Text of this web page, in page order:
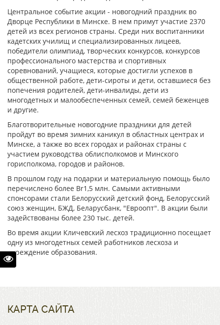
Центральное событие акции - новогодний праздник во
Дворце Республики в Минске. В нем примут участие 2370
детей из всех регионов страны. Среди них воспитанники
кадетских училищ и специализированных лицеев,
победители олимпиад, творческих конкурсов, конкурсов
профессионального мастерства и спортивных
соревнований, учащиеся, которые достигли успехов в
общественной работе, дети-сироты и дети, оставшиеся без
попечения родителей, дети-инвалиды, дети из
многодетных и малообеспеченных семей, семей беженцев
и другие.
Благотворительные новогодние праздники для детей
пройдут во время зимних каникул в областных центрах и
Минске, а также во всех городах и районах страны с
участием руководства облисполкомов и Минского
горисполкома, городов и районов.
В прошлом году на подарки и материальную помощь было
перечислено более Br1,5 млн. Самыми активными
спонсорами стали Белорусский детский фонд, Белорусский
союз женщин, БЖД, Беларусбанк, "Евроопт". В акции были
задействованы более 230 тыс. детей.
Во время акции Кличевский лесхоз традиционно посещает
одну из многодетных семей работников лесхоза и
учреждение образования.
КАРТА САЙТА